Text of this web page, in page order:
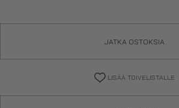
JATKA OSTOKSIA
LISÄÄ TOIVELISTALLE